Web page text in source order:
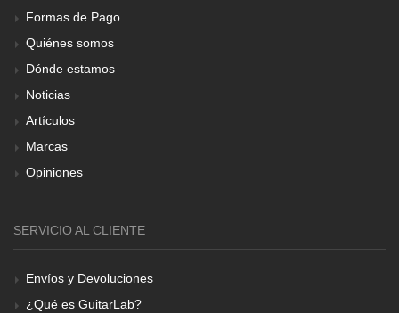
Formas de Pago
Quiénes somos
Dónde estamos
Noticias
Artículos
Marcas
Opiniones
SERVICIO AL CLIENTE
Envíos y Devoluciones
¿Qué es GuitarLab?